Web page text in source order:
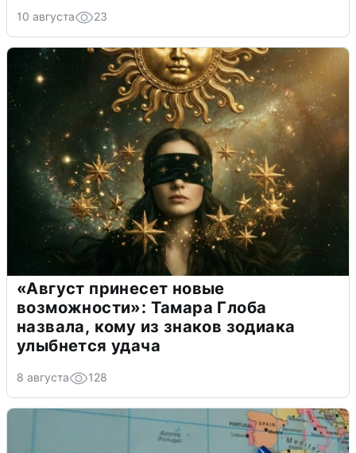
10 августа 23
«Август принесет новые
возможности»: Тамара Глоба
назвала, кому из знаков зодиака
улыбнется удача
8 августа 128